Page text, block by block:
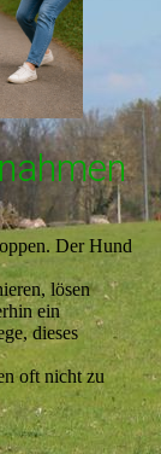
Der Hund
lösen
ein
dieses
oft nicht zu